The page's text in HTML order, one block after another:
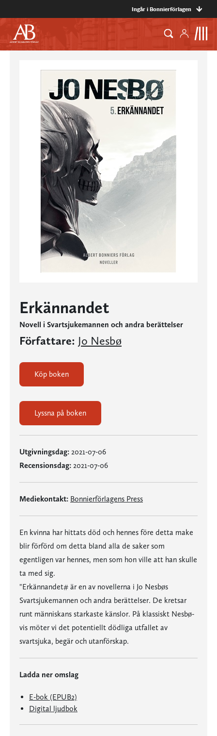
Ingår i Bonnierförlagen
Erkännandet
Novell i Svartsjukemannen och andra berättelser
Författare: Jo Nesbø
Köp boken
Lyssna på boken
Utgivningsdag: 2021-07-06
Recensionsdag: 2021-07-06
Mediekontakt: Bonnierförlagens Press
En kvinna har hittats död och hennes före detta make
blir förförd om detta bland alla de saker som
egentligen var hennes, men som hon ville att han skulle
ta med sig.
"Erkännandet# är en av novellerna i Jo Nesbøs
Svartsjukemannen och andra berättelser. De kretsar
runt människans starkaste känslor. På klassiskt Nesbø-
vis möter vi det potentiellt dödliga utfallet av
svartsjuka, begär och utanförskap.
Ladda ner omslag
E-bok (EPUB2)
Digital ljudbok